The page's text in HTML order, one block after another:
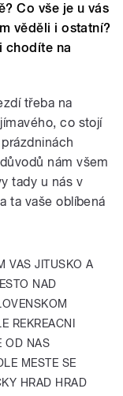
Co vše je u vás
věděli i ostatní?
chodíte na
třeba na
co stojí
nám všem
tady u nás v
ta vaše oblíbená
VAS JITUSKO A
NAD
REKREACNI
OD NAS
MESTE SE
HRAD HRAD